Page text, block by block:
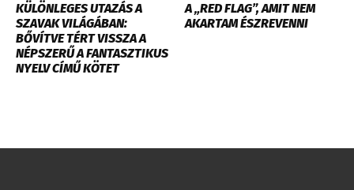
KÜLÖNLEGES UTAZÁS A
SZAVAK VILÁGÁBAN:
BŐVÍTVE TÉRT VISSZA A
NÉPSZERŰ A FANTASZTIKUS
NYELV CÍMŰ KÖTET
A „RED FLAG”, AMIT NEM
AKARTAM ÉSZREVENNI